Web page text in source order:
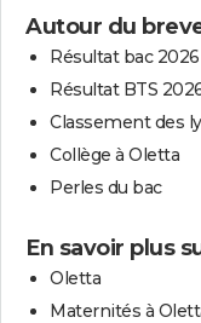
Autour du
Résultat bac 2026
Résultat BTS
Classement des
Collège à Oletta
Perles du bac
En savoir plus
Oletta
Maternités à